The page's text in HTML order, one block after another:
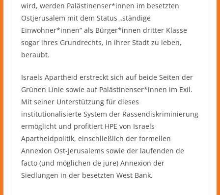
wird, werden Palästinenser*innen im besetzten
Ostjerusalem mit dem Status „ständige
Einwohner*innen“ als Bürger*innen dritter Klasse
sogar ihres Grundrechts, in ihrer Stadt zu leben,
beraubt.
Israels Apartheid erstreckt sich auf beide Seiten der
Grünen Linie sowie auf Palästinenser*innen im Exil.
Mit seiner Unterstützung für dieses
institutionalisierte System der Rassendiskriminierung
ermöglicht und profitiert HPE von Israels
Apartheidpolitik, einschließlich der formellen
Annexion Ost-Jerusalems sowie der laufenden de
facto (und möglichen de jure) Annexion der
Siedlungen in der besetzten West Bank.